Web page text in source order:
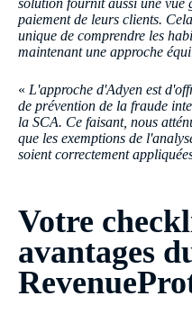
paiement de leurs clients.
unique de comprendre les
maintenant une approche
« L'approche d'Adyen est
de prévention de la fraude
la SCA. Ce faisant, nous
que les exemptions de
soient correctement
Votre
avantages